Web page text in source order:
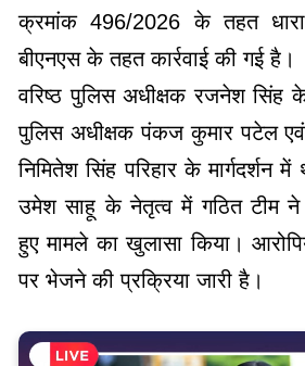
क्रमांक 496/2026 के तहत
बीएनएस के तहत कार्रवाई की गई है।
वरिष्ठ पुलिस अधीक्षक रजनेश सिंह
पुलिस अधीक्षक पंकज कुमार पटेल
निमितेश सिंह परिहार के मार्गदर्शन में
उमेश साहू के नेतृत्व में गठित टीम ने
हुए मामले का खुलासा किया।
पर भेजने की प्रक्रिया जारी है।